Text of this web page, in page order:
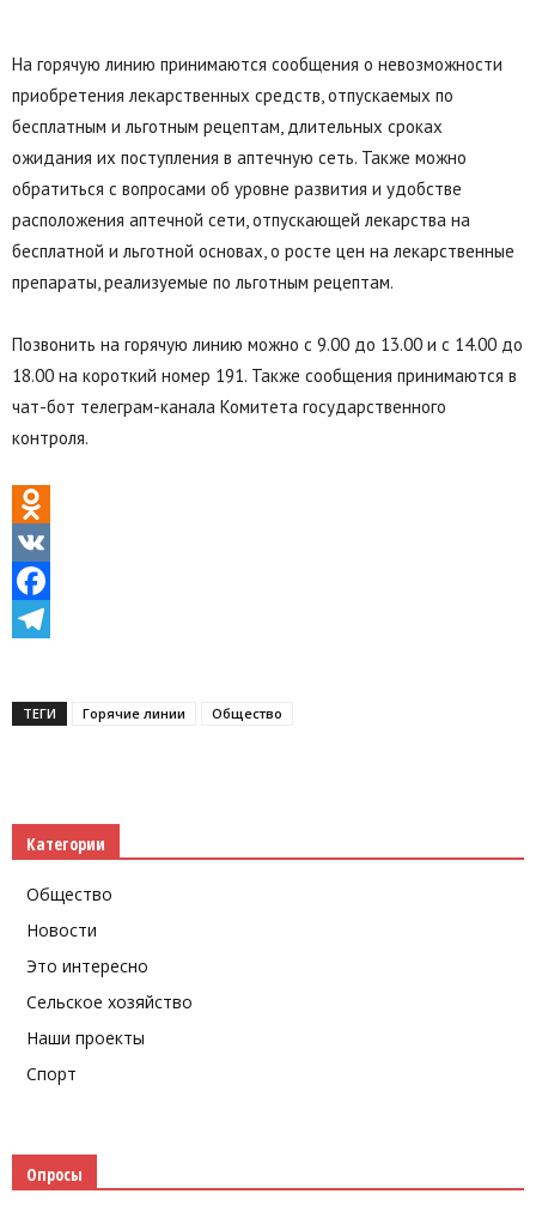
На горячую линию принимаются сообщения о невозможности
приобретения лекарственных средств, отпускаемых по
бесплатным и льготным рецептам, длительных сроках
ожидания их поступления в аптечную сеть. Также можно
обратиться с вопросами об уровне развития и удобстве
расположения аптечной сети, отпускающей лекарства на
бесплатной и льготной основах, о росте цен на лекарственные
препараты, реализуемые по льготным рецептам.
Позвонить на горячую линию можно с 9.00 до 13.00 и с 14.00 до
18.00 на короткий номер 191. Также сообщения принимаются в
чат-бот телеграм-канала Комитета государственного
контроля.
Odnoklassniki
VK
Facebook
ТЕГИ Горячие линии Общество
Категории
Общество
Новости
Это интересно
Сельское хозяйство
Наши проекты
Спорт
Опросы